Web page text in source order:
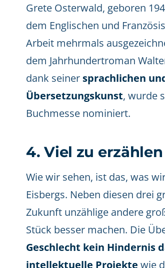
Grete Osterwald, geboren
dem Englischen und
Arbeit mehrmals
dem Jahrhundertroman
dank seiner sprachlichen
Übersetzungskunst, wurde
Buchmesse nominiert.
4. Viel zu
Wie wir sehen, ist das, was
Eisbergs. Neben diesen drei
Zukunft unzählige andere
Stück besser machen. Die
Geschlecht kein Hindernis
intellektuelle Projekte wie